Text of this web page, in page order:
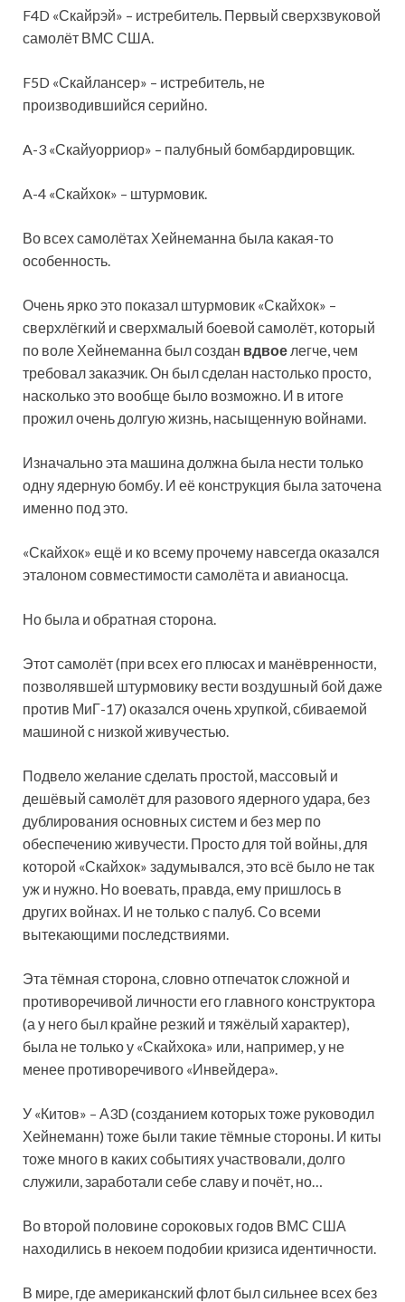
F4D «Скайрэй» – истребитель. Первый сверхзвуковой
самолёт ВМС США.
F5D «Скайлансер» – истребитель, не
производившийся серийно.
A-3 «Скайуорриор» – палубный бомбардировщик.
A-4 «Скайхок» – штурмовик.
Во всех самолётах Хейнеманна была какая-то
особенность.
Очень ярко это показал штурмовик «Скайхок» –
сверхлёгкий и сверхмалый боевой самолёт, который
по воле Хейнеманна был создан вдвое легче, чем
требовал заказчик. Он был сделан настолько просто,
насколько это вообще было возможно. И в итоге
прожил очень долгую жизнь, насыщенную войнами.
Изначально эта машина должна была нести только
одну ядерную бомбу. И её конструкция была заточена
именно под это.
«Скайхок» ещё и ко всему прочему навсегда оказался
эталоном совместимости самолёта и авианосца.
Но была и обратная сторона.
Этот самолёт (при всех его плюсах и манёвренности,
позволявшей штурмовику вести воздушный бой даже
против МиГ-17) оказался очень хрупкой, сбиваемой
машиной с низкой живучестью.
Подвело желание сделать простой, массовый и
дешёвый самолёт для разового ядерного удара, без
дублирования основных систем и без мер по
обеспечению живучести. Просто для той войны, для
которой «Скайхок» задумывался, это всё было не так
уж и нужно. Но воевать, правда, ему пришлось в
других войнах. И не только с палуб. Со всеми
вытекающими последствиями.
Эта тёмная сторона, словно отпечаток сложной и
противоречивой личности его главного конструктора
(а у него был крайне резкий и тяжёлый характер),
была не только у «Скайхока» или, например, у не
менее противоречивого «Инвейдера».
У «Китов» – А3D (созданием которых тоже руководил
Хейнеманн) тоже были такие тёмные стороны. И киты
тоже много в каких событиях участвовали, долго
служили, заработали себе славу и почёт, но…
Во второй половине сороковых годов ВМС США
находились в некоем подобии кризиса идентичности.
В мире, где американский флот был сильнее всех без